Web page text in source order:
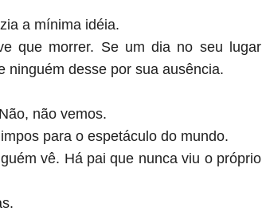
a mínima idéia.
que morrer. Se um dia no seu lugar
ninguém desse por sua ausência.
não vemos.
para o espetáculo do mundo.
vê. Há pai que nunca viu o próprio